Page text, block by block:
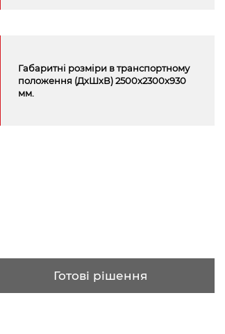
Габаритні розміри в транспортному
положення (ДхШхВ) 2500x2300x930
мм.
Готові рішення